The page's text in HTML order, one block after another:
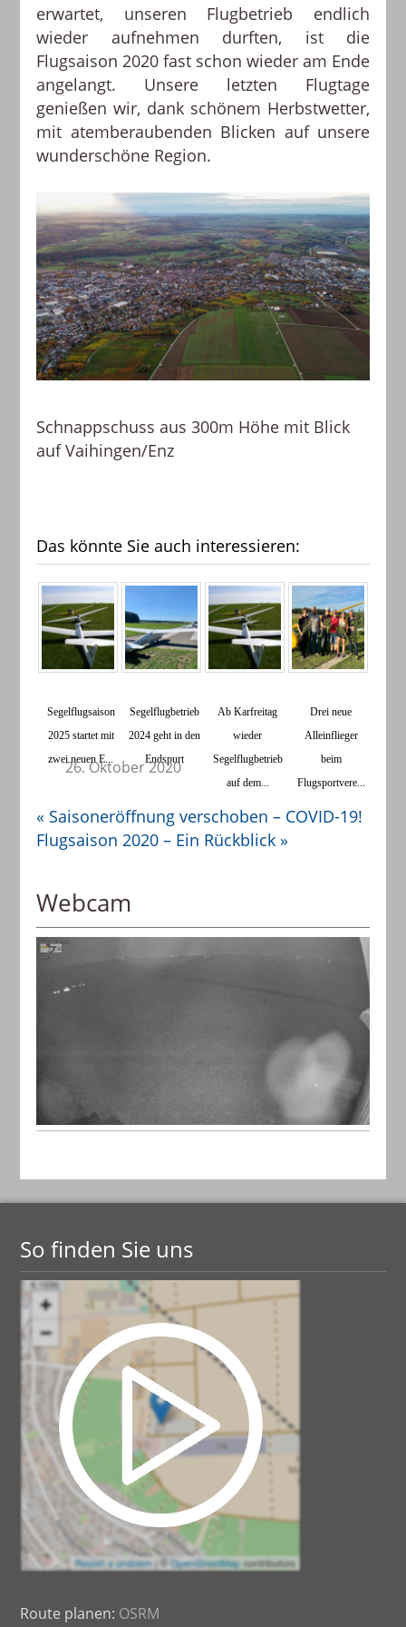
erwartet, unseren Flugbetrieb endlich
wieder aufnehmen durften, ist die
Flugsaison 2020 fast schon wieder am Ende
angelangt. Unsere letzten Flugtage
genießen wir, dank schönem Herbstwetter,
mit atemberaubenden Blicken auf unsere
wunderschöne Region.
Schnappschuss aus 300m Höhe mit Blick
auf Vaihingen/Enz
Das könnte Sie auch interessieren:
Segelflugsaison
2025 startet mit
zwei neuen E...
Segelflugbetrieb
2024 geht in den
Endspurt
Ab Karfreitag
wieder
Segelflugbetrieb
auf dem...
​Drei neue
Alleinflieger
beim
Flugsportvere...
26. Oktober 2020
« Saisoneröffnung verschoben – COVID-19!
Flugsaison 2020 – Ein Rückblick »
Webcam
So finden Sie uns
Route planen: OSRM